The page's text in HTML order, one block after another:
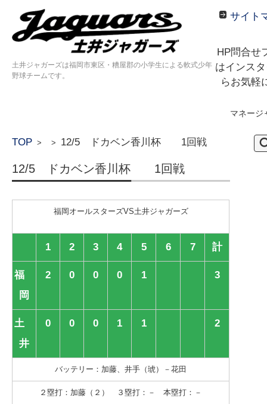
土井ジャガーズは福岡市東区・糟屋郡の小学生による軟式少年
野球チームです。
サイト
HP問合せ
はインス
らお気軽
マネー
TOP > > 12/5 ドカベン香川杯 1回戦
12/5 ドカベン香川杯 1回戦
福岡オールスターズVS土井ジャガーズ
1 2 3 4 5 6 7 計
福
岡
2 0 0 0 1 3
土
井
0 0 0 1 1 2
バッテリー：加藤、井手（琥）－花田
２塁打：加藤（２） ３塁打：－ 本塁打：－
検
索: